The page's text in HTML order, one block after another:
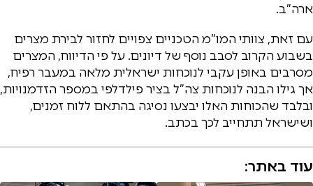
ארה”ב.
עם זאת, צוותי המו”מ הטכניים צפויים לחזור לבירת מצרים
בשבוע הקרוב לסבב נוסף של דיונים. על פי הדיווח, המצרים
מסרבים באופן עקבי לנוכחות ישראלית מלאה במעבר רפיח,
אך גילו הבנה לנוכחות צה”ל בציר פילדלפי במספר הזדמנויות,
ובלבד שהכוחות האלו יבצעו נסיגה בהתאם ללוח זמנים,
ושישראל תתחייב לכך בכתב.
עוד באתר: